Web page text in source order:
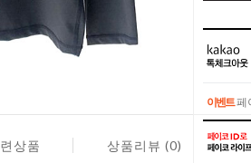
이벤트페
이벤트페
상품 상품리뷰 (0)